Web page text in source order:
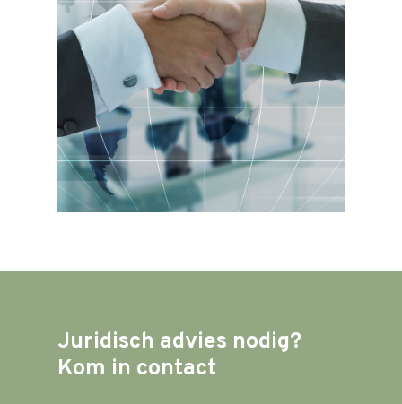
Juridisch advies nodig?
Kom in contact